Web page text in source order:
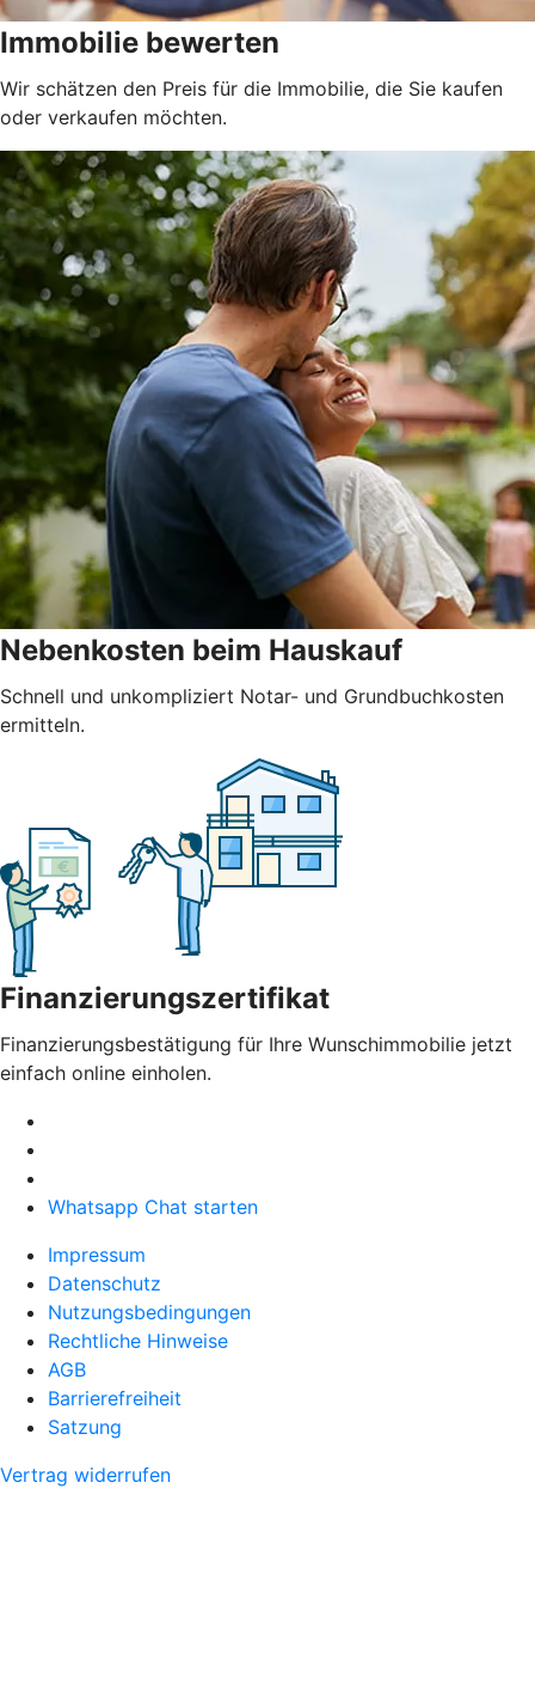
Immobilie bewerten
Wir schätzen den Preis für die Immobilie, die Sie kaufen
oder verkaufen möchten.
Nebenkosten beim Hauskauf
Schnell und unkompliziert Notar- und Grundbuchkosten
ermitteln.
Finanzierungszertifikat
Finanzierungsbestätigung für Ihre Wunschimmobilie jetzt
einfach online einholen.
Whatsapp Chat starten
Impressum
Datenschutz
Nutzungsbedingungen
Rechtliche Hinweise
AGB
Barrierefreiheit
Satzung
Vertrag widerrufen